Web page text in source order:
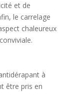
et de
le carrelage
chaleureux
à
être pris en